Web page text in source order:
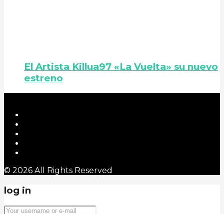
El Artista Killua97 «La Vuelta» su nuevo
estreno
© 2026 All Rights Reserved
log in